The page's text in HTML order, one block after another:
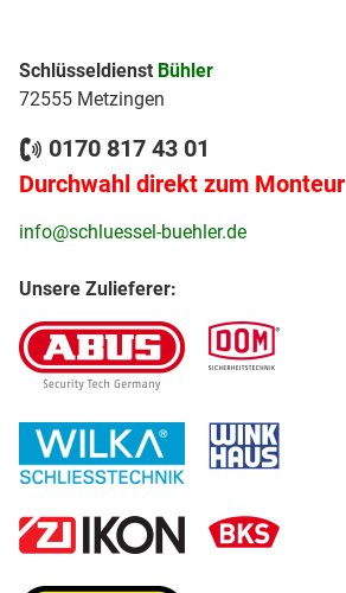
Schlüsseldienst Bühler
72555 Metzingen
0170 817 43 01
Durchwahl direkt zum Monteur
info@schluessel-buehler.de
Unsere Zulieferer: